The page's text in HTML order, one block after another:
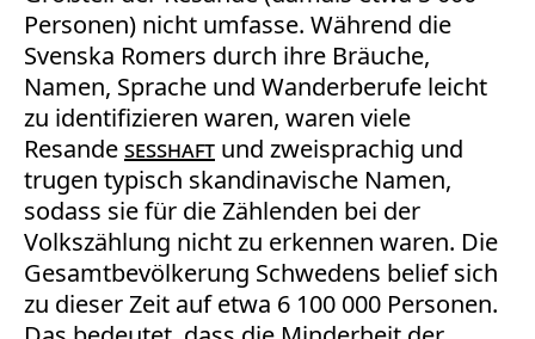
Personen) nicht umfasse. Während die
Svenska Romers durch ihre Bräuche,
Namen, Sprache und Wanderberufe leicht
zu identifizieren waren, waren viele
Resandesesshaft und zweisprachig und
trugen typisch skandinavische Namen,
sodass sie für die Zählenden bei der
Volkszählung nicht zu erkennen waren. Die
Gesamtbevölkerung Schwedens belief sich
zu dieser Zeit auf etwa 6 100 000 Personen.